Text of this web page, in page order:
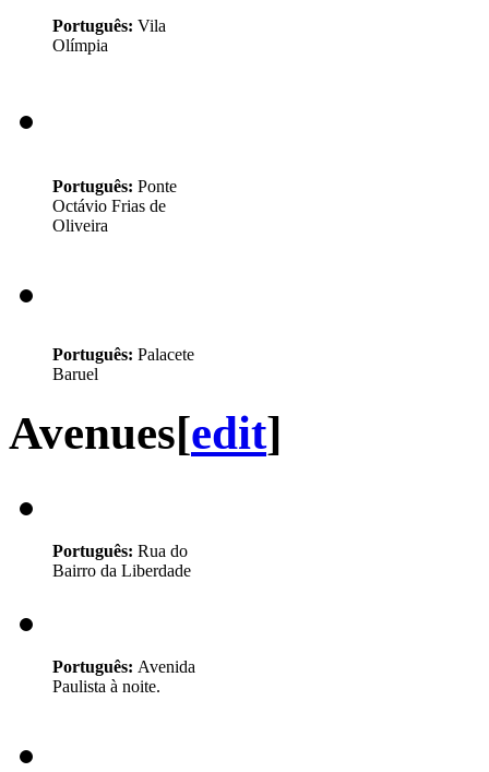
Português: Vila
Olímpia
Português: Ponte
Octávio Frias de
Oliveira
Português: Palacete
Baruel
Avenues[edit]
Português: Rua do
Bairro da Liberdade
Português: Avenida
Paulista à noite.